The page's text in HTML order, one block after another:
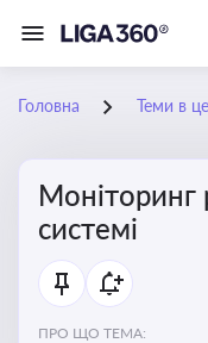
Головна Теми в
Моніторинг
системі
ПРО ЩО ТЕМА: